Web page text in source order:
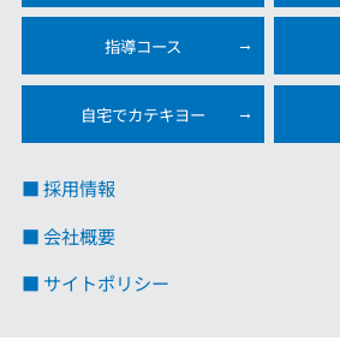
指導コース
自宅でカテキヨー
■ 採用情報
■ 会社概要
■ サイトポリシー